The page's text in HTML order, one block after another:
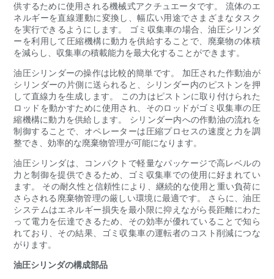
供するために使用される機械式アクチュエータです。 流体のエ
ネルギーを直線運動に変換し、幅広い用途でさまざまなタスク
を実行できるようにします。 ゴミ収集車の場合、油圧シリンダ
ーを利用して圧縮機構に動力を供給することで、廃棄物の体積
を減らし、収集車の積載能力を最大化することができます。
油圧シリンダーの操作は比較的簡単です。 加圧された作動油が
シリンダーの片側に送られると、シリンダー内のピストンを押
して直線力を生成します。 この力はピストンに取り付けられた
ロッドを動かすために使用され、そのロッドがゴミ収集車の圧
縮機構に動力を供給します。 シリンダー内への作動油の流れを
制御することで、オペレーターは圧縮プロセスの速度と力を調
整でき、効率的な廃棄物管理が可能になります。
油圧シリンダは、コンパクトで軽量なパッケージで高レベルの
力と制御を提供できるため、ゴミ収集車での使用に好まれてい
ます。 その耐久性と信頼性により、継続的な使用と重い負荷に
さらされる廃棄物管理の厳しい環境に最適です。 さらに、油圧
システムはエネルギー損失を最小限に抑えながら長距離にわた
って電力を伝達できるため、その効率が優れていることで知ら
れており、その結果、ゴミ収集車の運転者のコスト削減につな
がります。
油圧シリンダの構成部品